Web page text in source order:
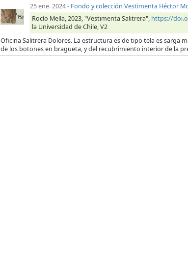
25 ene. 2024- Fondo y colección Vestimenta Héctor
Rocío Mella, 2023, "Vestimenta Salitrera", https://
la Universidad de Chile, V2
Oficina Salitrera Dolores. La estructura es de tipo tela es sarga
de los botones en bragueta, y del recubrimiento interior de la